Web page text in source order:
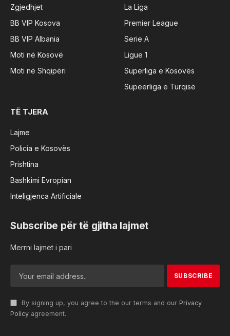
Zgjedhjet
BB VIP Kosova
BB VIP Albania
Moti në Kosovë
Moti në Shqipëri
La Liga
Premier League
Serie A
Ligue 1
Superliga e Kosovës
Supeerliga e Turqisë
TË TJERA
Lajme
Policia e Kosovës
Prishtina
Bashkimi Evropian
Inteligjenca Artificiale
Subscribe për të gjitha lajmet
Merrni lajmet i pari
By signing up, you agree to the our terms and our Privacy
Policy agreement.